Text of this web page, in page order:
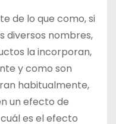
de lo que como, si
diversos nombres,
la incorporan,
y como son
habitualmente,
un efecto de
es el efecto